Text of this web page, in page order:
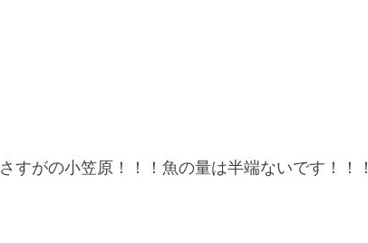
さすがの小笠原！！！魚の量は半端ないです！！！